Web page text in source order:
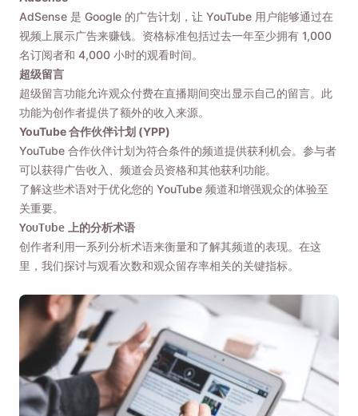
AdSense 是 Google 的广告计划，让 YouTube 用户能够通过在
视频上展示广告来赚钱。资格标准包括过去一年至少拥有 1,000
名订阅者和 4,000 小时的观看时间。
超级留言
超级留言功能允许观众付费在直播期间突出显示自己的留言。此
功能为创作者提供了额外的收入来源。
YouTube 合作伙伴计划 (YPP)
YouTube 合作伙伴计划为符合条件的频道提供获利机会。参与者
可以获得广告收入、频道会员资格和其他获利功能。
了解这些术语对于优化您的 YouTube 频道和增强观众的体验至
关重要。
YouTube 上的分析术语
创作者利用一系列分析术语来衡量和了解其频道的表现。在这
里，我们探讨与观看次数和观众留存率相关的关键指标。